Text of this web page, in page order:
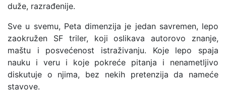
duže, razrađenije.
Sve u svemu, Peta dimenzija je jedan savremen, lepo
zaokružen SF triler, koji oslikava autorovo znanje,
maštu i posvećenost istraživanju. Koje lepo spaja
nauku i veru i koje pokreće pitanja i nenametljivo
diskutuje o njima, bez nekih pretenzija da nameće
stavove.